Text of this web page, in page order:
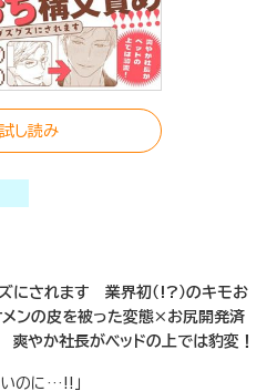
試し読み
にされます 業界初（!?）のキモお
ンの皮を被った変態×お尻開発済
やか社長がベッドの上では豹変！
いのに…!!」